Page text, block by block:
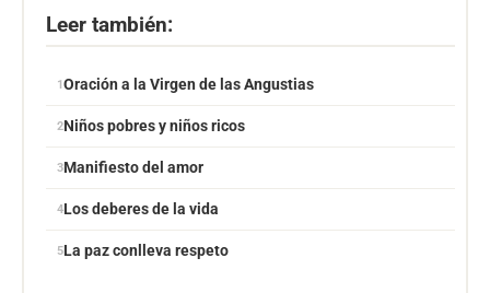
Leer también:
Oración a la Virgen de las Angustias
Niños pobres y niños ricos
Manifiesto del amor
Los deberes de la vida
La paz conlleva respeto